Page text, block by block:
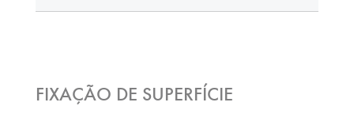
FIXAÇÃO DE SUPERFÍCIE